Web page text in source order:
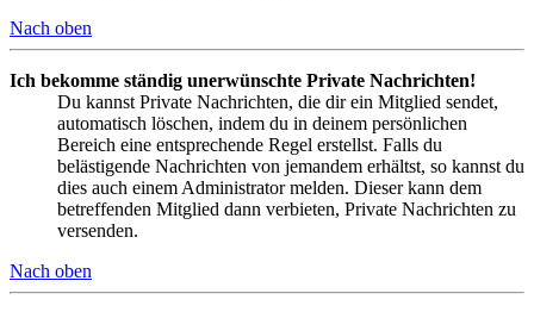
Nach oben
Ich bekomme ständig unerwünschte Private Nachrichten!
Du kannst Private Nachrichten, die dir ein Mitglied sendet,
automatisch löschen, indem du in deinem persönlichen
Bereich eine entsprechende Regel erstellst. Falls du
belästigende Nachrichten von jemandem erhältst, so kannst du
dies auch einem Administrator melden. Dieser kann dem
betreffenden Mitglied dann verbieten, Private Nachrichten zu
versenden.
Nach oben